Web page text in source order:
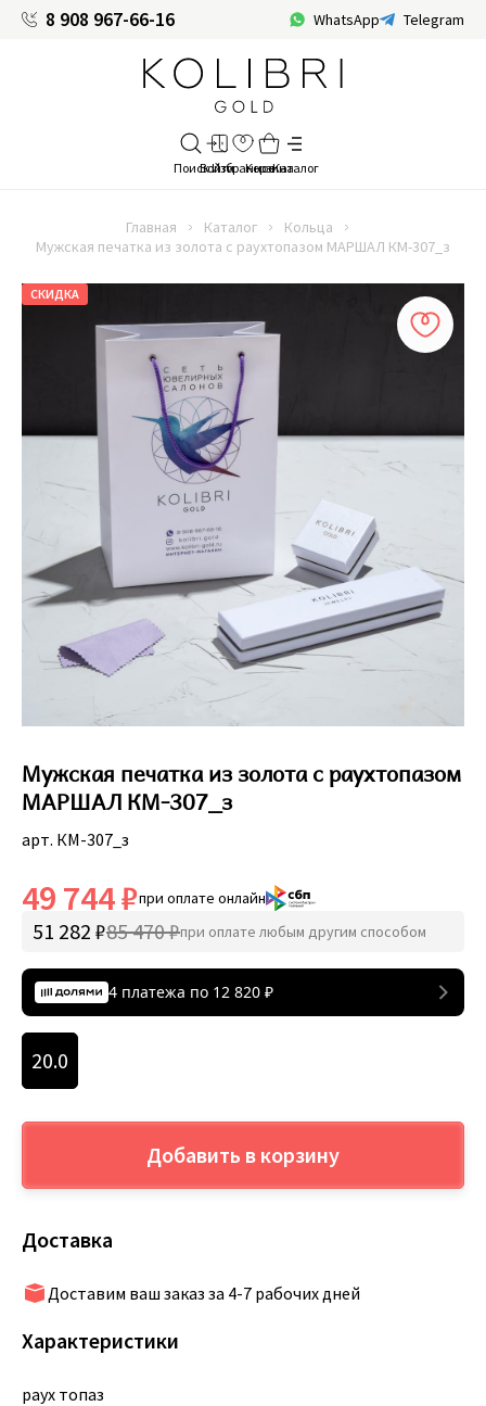
8 908 967-66-16 WhatsApp Telegram
Главная Каталог
Кольца
Мужская печатка из золота с раухтопазом МАРШАЛ КМ-307_з
СКИДКА
Мужская печатка из золота с раухтопазом
МАРШАЛ КМ-307_з
арт. КМ-307_з
49 744 ₽при оплате онлайн
51 282 ₽85 470 ₽при оплате любым другим способом
4 платежа по 12 820 ₽
20.0
Добавить в корзину
Доставка
Доставим ваш заказ за 4-7 рабочих дней
Характеристики
раух топаз